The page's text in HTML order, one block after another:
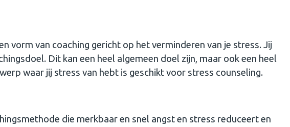
vorm van coaching gericht op het verminderen van je stress. Jij
Dit kan een heel algemeen doel zijn, maar ook een heel
waar jij stress van hebt is geschikt voor stress counseling.
die merkbaar en snel angst en stress reduceert en